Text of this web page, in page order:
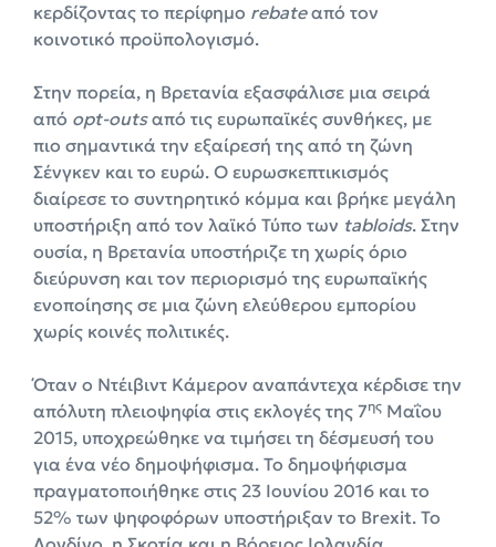
κερδίζοντας το περίφημο rebateαπό τον
κοινοτικό προϋπολογισμό.
Στην πορεία, η Βρετανία εξασφάλισε μια σειρά
από opt-outs από τις ευρωπαϊκές συνθήκες, με
πιο σημαντικά την εξαίρεσή της από τη ζώνη
Σένγκεν και το ευρώ. Ο ευρωσκεπτικισμός
διαίρεσε το συντηρητικό κόμμα και βρήκε μεγάλη
υποστήριξη από τον λαϊκό Τύπο των tabloids. Στην
ουσία, η Βρετανία υποστήριζε τη χωρίς όριο
διεύρυνση και τον περιορισμό της ευρωπαϊκής
ενοποίησης σε μια ζώνη ελεύθερου εμπορίου
χωρίς κοινές πολιτικές.
Όταν ο Ντέιβιντ Κάμερον αναπάντεχα κέρδισε την
απόλυτη πλειοψηφία στις εκλογές της 7ης Μαΐου
2015, υποχρεώθηκε να τιμήσει τη δέσμευσή του
για ένα νέο δημοψήφισμα. Το δημοψήφισμα
πραγματοποιήθηκε στις 23 Ιουνίου 2016 και το
52% των ψηφοφόρων υποστήριξαν το Brexit. Το